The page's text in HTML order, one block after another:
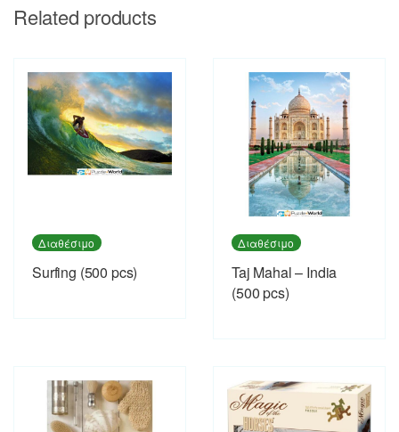
Related products
Διαθέσιμο
Surfing (500 pcs)
Διαθέσιμο
Taj Mahal – India
(500 pcs)